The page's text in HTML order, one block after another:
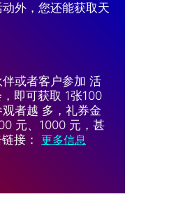
外，您还能获取天
或者客户参加 活
即可获取 1张100
者越 多，礼券金
元、1000 元，甚
接： 更多信息